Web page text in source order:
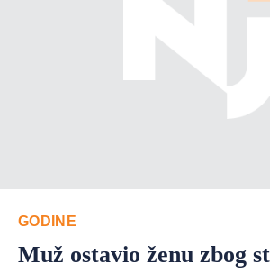
GODINE
Muž ostavio ženu zbog